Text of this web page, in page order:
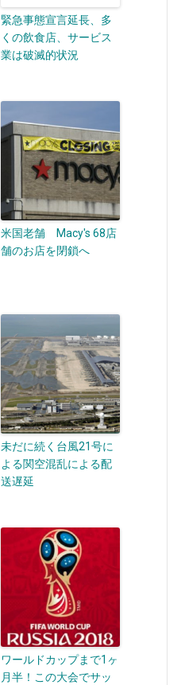
緊急事態宣言延長、多
くの飲食店、サービス
業は破滅的状況
米国老舗 Macy's 68店
舗のお店を閉鎖へ
未だに続く台風21号に
よる関空混乱による配
送遅延
ワールドカップまで1ヶ
月半！この大会でサッ